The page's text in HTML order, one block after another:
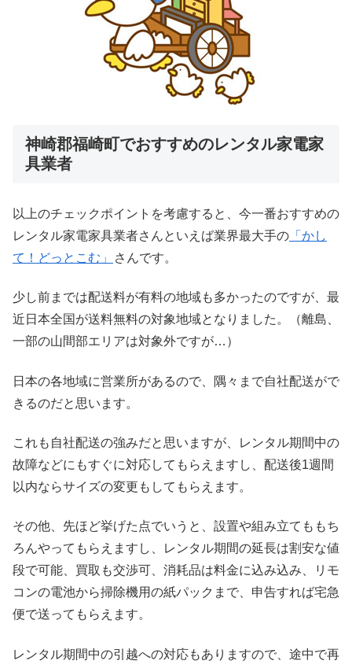
神崎郡福崎町でおすすめのレンタル家電家
具業者
以上のチェックポイントを考慮すると、今一番おすすめの
レンタル家電家具業者さんといえば業界最大手の 「かし
て！どっとこむ」
さんです。
少し前までは配送料が有料の地域も多かったのですが、最
近日本全国が送料無料の対象地域となりました。（離島、
一部の山間部エリアは対象外ですが…）
日本の各地域に営業所があるので、隅々まで自社配送がで
きるのだと思います。
これも自社配送の強みだと思いますが、レンタル期間中の
故障などにもすぐに対応してもらえますし、配送後1週間
以内ならサイズの変更もしてもらえます。
その他、先ほど挙げた点でいうと、設置や組み立てももち
ろんやってもらえますし、レンタル期間の延長は割安な値
段で可能、買取も交渉可、消耗品は料金に込み込み、リモ
コンの電池から掃除機用の紙パックまで、申告すれば宅急
便で送ってもらえます。
レンタル期間中の引越への対応もありますので、途中で再